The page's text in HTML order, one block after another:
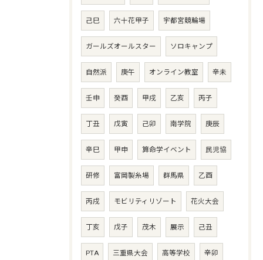
己巳 六十花甲子 宇都宮競輪場
ガールズオールスター ソロキャンプ
自然派 庚午 オンライン教室 辛未
壬申 癸酉 甲戌 乙亥 丙子
丁丑 戊寅 己卯 南学院 庚辰
辛巳 甲申 算命学イベント 民児協
研修 富岡製糸場 群馬県 乙酉
丙戌 モビリティリゾート 花火大会
丁亥 戊子 茂木 展示 己丑
PTA 三重県大会 高等学校 辛卯